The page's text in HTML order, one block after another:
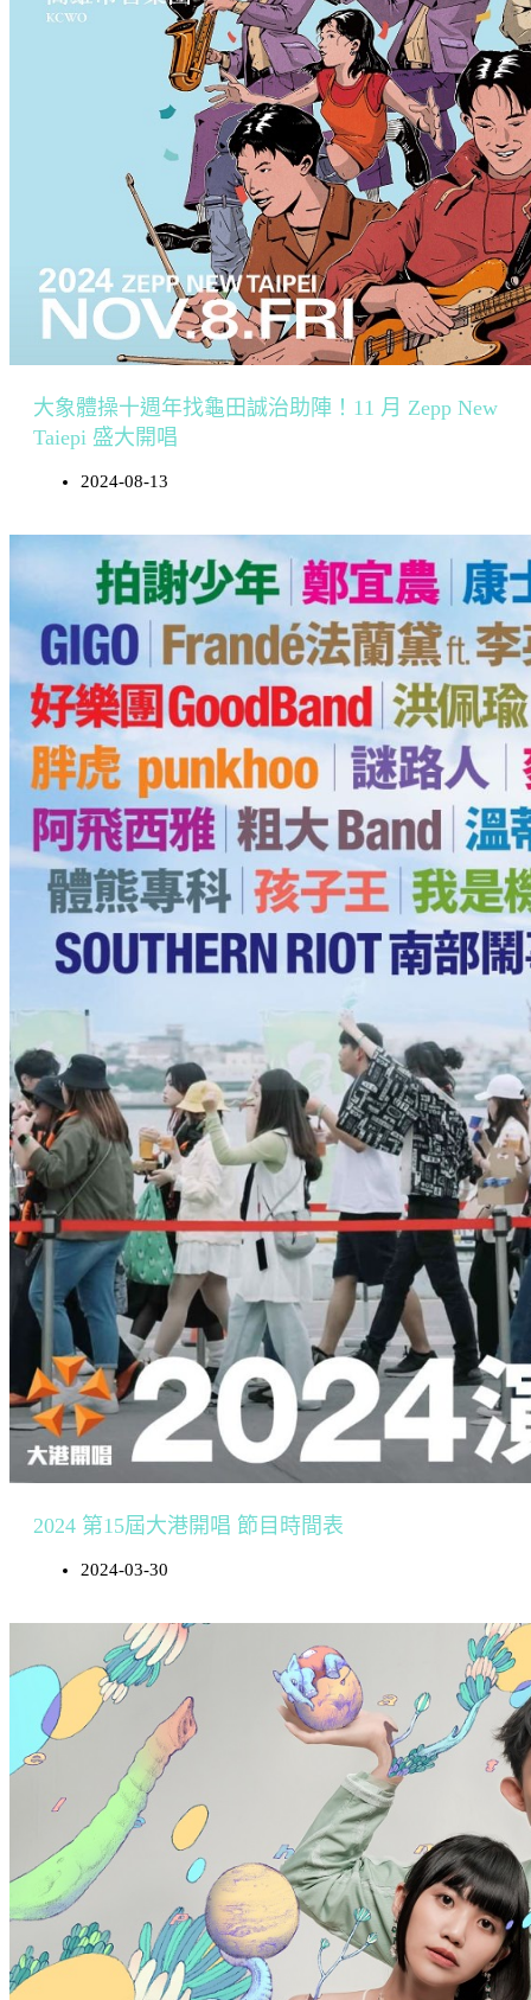
大象體操十週年找龜田誠治助陣！11 月 Zepp New
Taiepi 盛大開唱
2024-08-13
2024 第15屆大港開唱 節目時間表
2024-03-30